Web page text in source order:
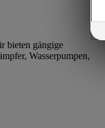
bieten gängige
Wasserpumpen,